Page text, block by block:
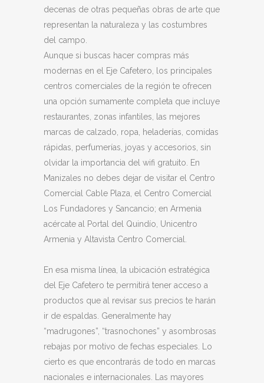
decenas de otras pequeñas obras de arte que
representan la naturaleza y las costumbres
del campo.
Aunque si buscas hacer compras más
modernas en el Eje Cafetero, los principales
centros comerciales de la región te ofrecen
una opción sumamente completa que incluye
restaurantes, zonas infantiles, las mejores
marcas de calzado, ropa, heladerías, comidas
rápidas, perfumerías, joyas y accesorios, sin
olvidar la importancia del wifi gratuito. En
Manizales no debes dejar de visitar el Centro
Comercial Cable Plaza, el Centro Comercial
Los Fundadores y Sancancio; en Armenia
acércate al Portal del Quindío, Unicentro
Armenia y Altavista Centro Comercial.
En esa misma línea, la ubicación estratégica
del Eje Cafetero te permitirá tener acceso a
productos que al revisar sus precios te harán
ir de espaldas. Generalmente hay
“madrugones”, “trasnochones” y asombrosas
rebajas por motivo de fechas especiales. Lo
cierto es que encontrarás de todo en marcas
nacionales e internacionales. Las mayores